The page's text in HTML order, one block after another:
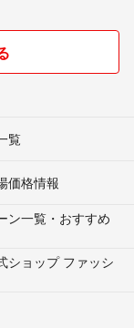
覧
価格情報
ン一覧・おすすめ
ショップ ファッシ